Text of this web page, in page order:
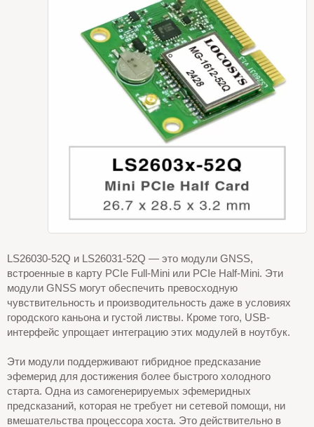
LS26030-52Q и LS26031-52Q — это модули GNSS,
встроенные в карту PCIe Full-Mini или PCIe Half-Mini. Эти
модули GNSS могут обеспечить превосходную
чувствительность и производительность даже в условиях
городского каньона и густой листвы. Кроме того, USB-
интерфейс упрощает интеграцию этих модулей в ноутбук.
Эти модули поддерживают гибридное предсказание
эфемерид для достижения более быстрого холодного
старта. Одна из самогенерируемых эфемеридных
предсказаний, которая не требует ни сетевой помощи, ни
вмешательства процессора хоста. Это действительно в